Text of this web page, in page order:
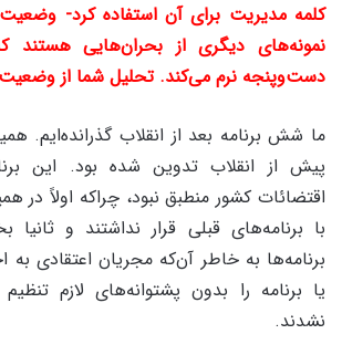
کلمه مدیریت برای آن استفاده کرد-
نمونههای دیگری از بحران‌هایی هستند
دست‌وپنجه نرم می‌کند. تحلیل شما از
ما شش برنامه بعد از انقلاب گذرانده‌ایم.
پیش از انقلاب تدوین شده بود. این
اقتضائات کشور منطبق نبود، چراکه اولاً در
با برنامه‌های قبلی قرار نداشتند و
برنامه‌ها به خاطر آن‌که مجریان اعتقادی به
یا برنامه را بدون پشتوانه‌های لازم
نشدند.